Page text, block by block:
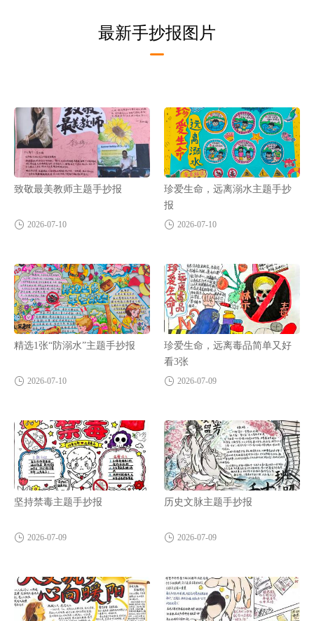
最新手抄报图片
致敬最美教师主题手抄报
2026-07-10
珍爱生命，远离溺水主题手抄
报
2026-07-10
精选1张“防溺水”主题手抄报
2026-07-10
珍爱生命，远离毒品简单又好
看3张
2026-07-09
坚持禁毒主题手抄报
2026-07-09
历史文脉主题手抄报
2026-07-09